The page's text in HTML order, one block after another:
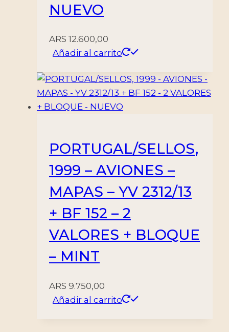
NUEVO
ARS 12.600,00
Añadir al carrito
PORTUGAL/SELLOS,
1999 – AVIONES –
MAPAS – YV 2312/13
+ BF 152 – 2
VALORES + BLOQUE
– MINT
ARS 9.750,00
Añadir al carrito